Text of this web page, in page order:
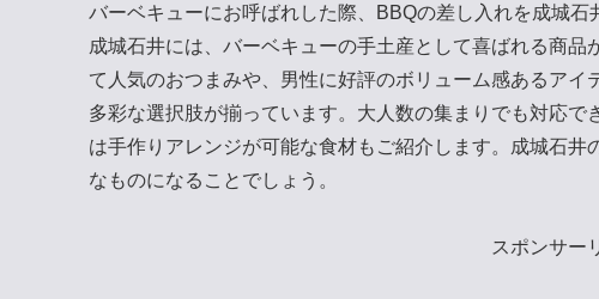
バーベキューにお呼ばれした際、BBQの差し入れを成城石
成城石井には、バーベキューの手土産として喜ばれる商
て人気のおつまみや、男性に好評のボリューム感あるアイ
多彩な選択肢が揃っています。大人数の集まりでも対応
は手作りアレンジが可能な食材もご紹介します。成城石
なものになることでしょう。
スポンサー